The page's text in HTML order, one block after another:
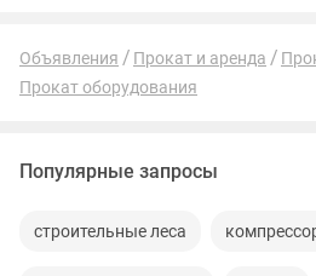
Объявления Прокат и аренда
Прокат оборудования
Популярные запросы
строительные леса